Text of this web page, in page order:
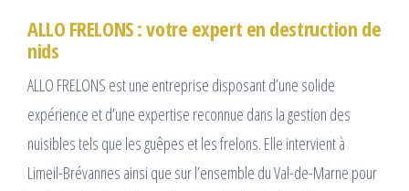
ALLO FRELONS : votre expert en destruction de
nids
ALLO FRELONS est une entreprise disposant d’une solide
expérience et d’une expertise reconnue dans la gestion des
nuisibles tels que les guêpes et les frelons. Elle intervient à
Limeil-Brévannes ainsi que sur l’ensemble du Val-de-Marne pour